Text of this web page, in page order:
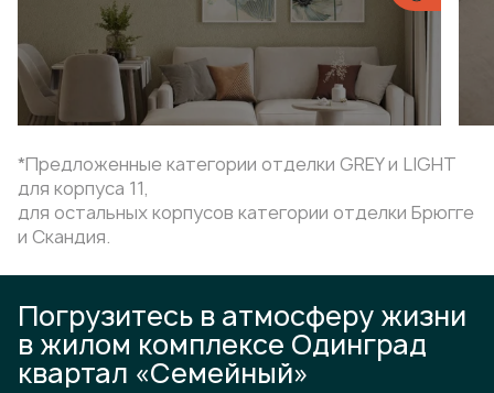
*Предложенные категории отделки GREY и LIGHT
для корпуса 11,
для остальных корпусов категории отделки Брюгге
и Скандия.
Погрузитесь в атмосферу жизни
в жилом комплексе Одинград
квартал «Семейный»